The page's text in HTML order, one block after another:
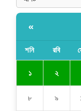
«
শনি রবি
১ ২
৮ ৯